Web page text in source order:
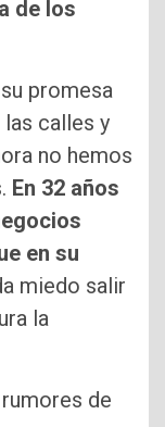
de los
promesa
calles y
no hemos
En 32 años
en su
miedo salir
la
de